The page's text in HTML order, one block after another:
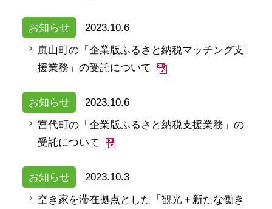
お知らせ
2023.10.6
嵐山町の「企業版ふるさと納税マッチング支
援業務」の受託について
お知らせ
2023.10.6
宮代町の「企業版ふるさと納税支援業務」の
受託について
お知らせ
2023.10.3
空き家を滞在拠点とした「観光＋新たな働き